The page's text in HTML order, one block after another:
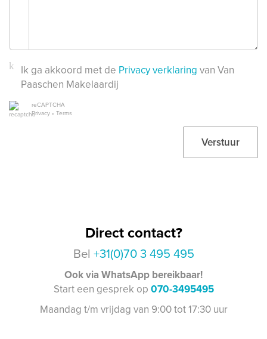
Ik ga akkoord met de Privacy verklaring van Van
Paaschen Makelaardij
reCAPTCHA
Privacy • Terms
Verstuur
Direct contact?
Bel +31(0)70 3 495 495
Ook via WhatsApp bereikbaar!
Start een gesprek op 070-3495495
Maandag t/m vrijdag van 9:00 tot 17:30 uur